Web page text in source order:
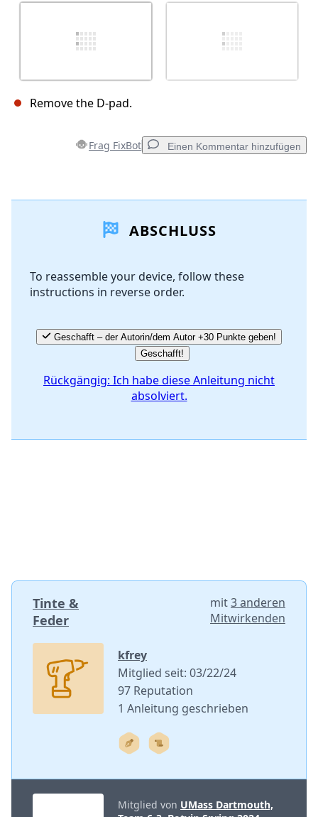
Remove the D-pad.
Frag FixBot Einen Kommentar hinzufügen
Kommentar hinzufügen
Abbrechen
ABSCHLUSS
To reassemble your device, follow these
instructions in reverse order.
Geschafft – der Autorin/dem Autor +30 Punkte geben!
Geschafft!
Rückgängig: Ich habe diese Anleitung nicht
absolviert.
Tinte &
Feder
mit3 anderen
Mitwirkenden
kfrey
Mitglied seit: 03/22/24
97 Reputation
1 Anleitung geschrieben
Mitglied von UMass Dartmouth,